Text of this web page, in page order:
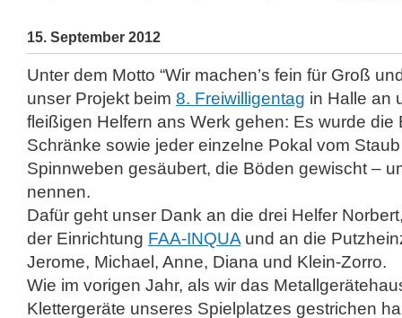
15. September 2012
Unter dem Motto “Wir machen’s fein für Groß
unser Projekt beim 8. Freiwilligentag in Halle an
fleißigen Helfern ans Werk gehen: Es wurde
Schränke sowie jeder einzelne Pokal vom
Spinnweben gesäubert, die Böden gewischt –
nennen.
Dafür geht unser Dank an die drei Helfer
der Einrichtung FAA-INQUA und an die
Jerome, Michael, Anne, Diana und Klein-Zorro.
Wie im vorigen Jahr, als wir das
Klettergeräte unseres Spielplatzes gestrichen